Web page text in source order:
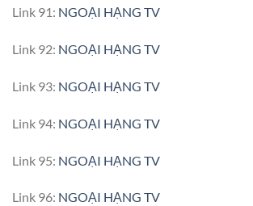
Link 91: NGOẠI HẠNG TV
Link 92: NGOẠI HẠNG TV
Link 93: NGOẠI HẠNG TV
Link 94: NGOẠI HẠNG TV
Link 95: NGOẠI HẠNG TV
Link 96: NGOẠI HẠNG TV